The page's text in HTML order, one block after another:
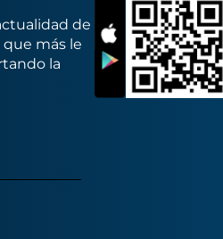
de
más le
la